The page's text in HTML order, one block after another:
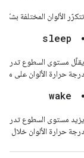
تتكرّر الألوان المختلفة
sleep
يقلّل مستوى السطوع
درجة حرارة الألوان على
wake
يزيد مستوى السطوع
درجة حرارة الألوان خلال